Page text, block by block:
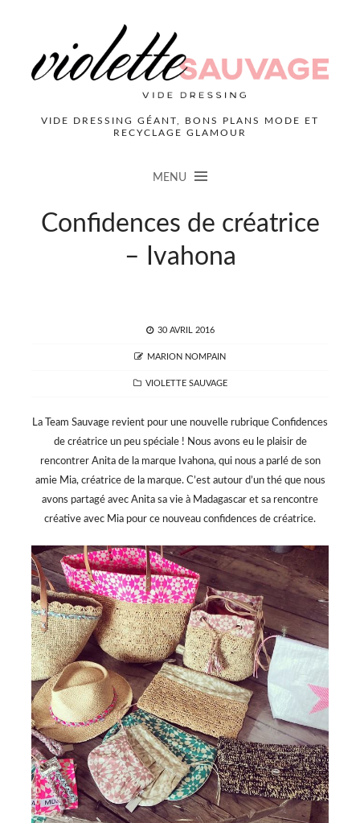
VIDE DRESSING GÉANT, BONS PLANS MODE ET
RECYCLAGE GLAMOUR
MENU
Confidences de créatrice
– Ivahona
POSTED
30 AVRIL 2016
AUTHOR
MARION NOMPAIN
CATEGORIES
VIOLETTE SAUVAGE
La Team Sauvage revient pour une nouvelle rubrique Confidences
de créatrice un peu spéciale ! Nous avons eu le plaisir de
rencontrer Anita de la marque Ivahona, qui nous a parlé de son
amie Mia, créatrice de la marque. C’est autour d’un thé que nous
avons partagé avec Anita sa vie à Madagascar et sa rencontre
créative avec Mia pour ce nouveau confidences de créatrice.